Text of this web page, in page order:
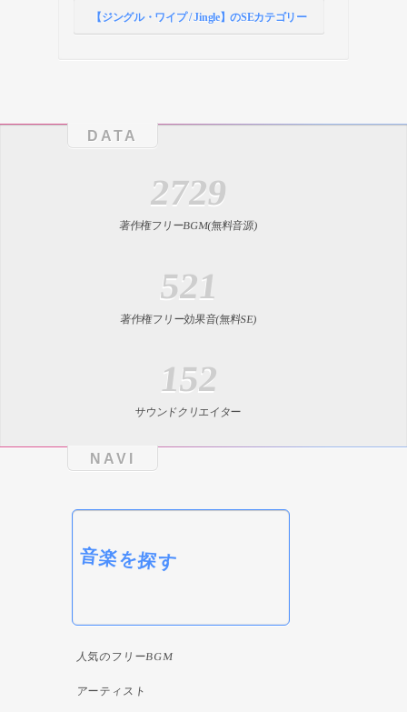
【ジングル・ワイプ / Jingle】のSEカテゴリー
DATA
2729
著作権フリーBGM(無料音源)
521
著作権フリー効果音(無料SE)
152
サウンドクリエイター
NAVI
音楽を探す
人気のフリーBGM
アーティスト